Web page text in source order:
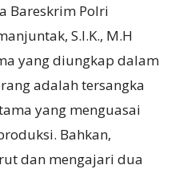
Bareskrim Polri
S.I.K., M.H
yang diungkap dalam
adalah tersangka
yang menguasai
Bahkan,
dan mengajari dua